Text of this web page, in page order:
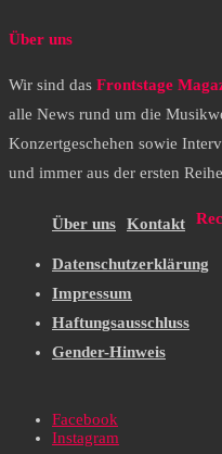
Über uns
Wir sind das Frontstage
alle News rund um die
Konzertgeschehen sowie
und immer aus der ersten
Über uns Kontakt
Datenschutzerklärung
Impressum
Haftungsausschluss
Gender-Hinweis
Facebook
Instagram